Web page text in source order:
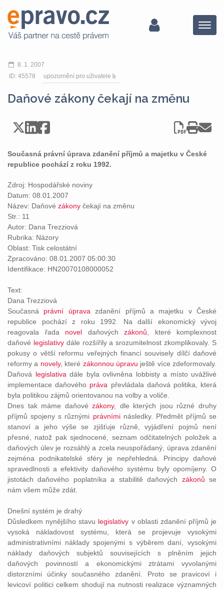
Menu
8. 1. 2007
ID: 45578
upozornění pro uživatele
Daňové zákony čekají na změnu
Současná právní úprava zdanění příjmů a majetku v České
republice pochází z roku 1992.
Zdroj: Hospodářské noviny
Datum: 08.01.2007
Název: Daňové zákony čekají na změnu
Str.: 11
Autor: Dana Trezziová
Rubrika: Názory
Oblast: Tisk celostátní
Zpracováno: 08.01.2007 05:00:30
Identifikace: HN20070108000052
Text:
Dana Trezziová
Současná právní úprava zdanění příjmů a majetku v České
republice pochází z roku 1992. Na další ekonomický vývoj
reagovala řada novel daňových zákonů , které komplexnost
daňové legislativydále rozšířily a srozumitelnost zkomplikovaly. S
pokusy o větší reformu veřejných financí souvisely dílčí daňové
reformy a novely, které zákonnou úpravu ještě více zdeformovaly.
Daňová legislativa dále byla ovlivněna lobbisty a místo uvážlivé
implementace daňového práva převládala daňová politika, která
byla politikou zájmů orientovanou na volby a voliče.
Dnes tak máme daňovézákony, dle kterých jsou různé druhy
příjmů spojeny s různými právníminásledky. Předmět příjmů se
stanoví a jeho výše se zjišťuje různě, vyjádření pojmů není
přesné, natož pak sjednocené, seznam odčitatelných položek a
daňových úlev je rozsáhlý a zcela neuspořádaný, úprava zdanění
zejména podnikatelské sféry je nepřehledná. Principy daňové
spravedlnosti a efektivity daňového systému byly opomíjeny. O
jistotách daňového poplatníka a stabilitě daňových zákonů se
nám všem může zdát.
Dnešní systém je drahý
Důsledkem nynějšího stavu legislativy v oblasti zdanění příjmů je
vysoká nákladovost systému, která se projevuje vysokými
administrativními náklady spojenými s výběrem daní, vysokými
náklady daňových subjektů souvisejících s plněním jejich
daňových povinností a ekonomickými ztrátami vyvolanými
distorzními účinky současného zdanění. Proto se pravicoví i
levicoví politici celkem shodují na nutnosti realizace významných